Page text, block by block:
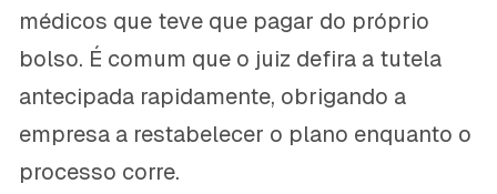
médicos que teve que pagar do próprio
bolso. É comum que o juiz defira a tutela
antecipada rapidamente, obrigando a
empresa a restabelecer o plano enquanto o
processo corre.